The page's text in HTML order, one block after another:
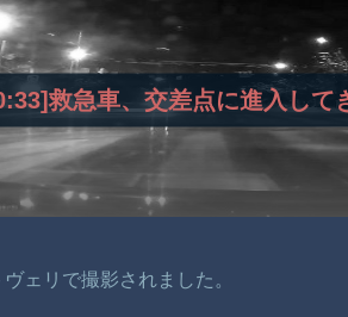
救急車、交差点に進入して
ェリで撮影されました。